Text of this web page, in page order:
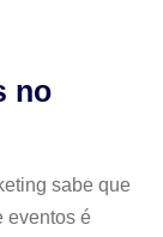
no
sabe que
eventos é